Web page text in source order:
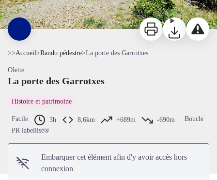
ImprimerTéléchargerSignaler
>>Accueil>Rando pédestre>La porte des Garrotxes
Olette
La porte des Garrotxes
Histoire et patrimoine
Facile 3h 8,6km +689m -690m
Boucle
PR labellisé®
Embarquer cet élément afin d'y avoir accès hors
connexion